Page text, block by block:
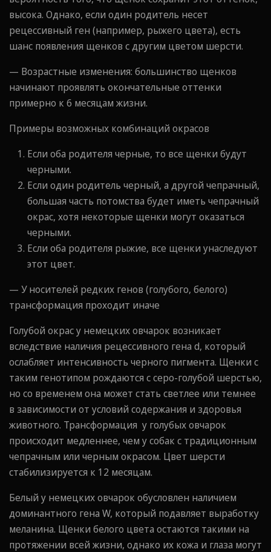
высока. Однако, если один родитель несет
рецессивный ген (например, рыжего цвета), есть
шанс появления щенков с другим цветом шерсти.
— Возрастные изменения: большинство щенков
начинают проявлять окончательные оттенки
примерно к 6 месяцам жизни.
Примеры возможных комбинаций окрасов
Если оба родителя черные, то все щенки будут
черными.
Если один родитель черный, а другой чепрачный,
большая часть потомства будет иметь чепрачный
окрас, хотя некоторые щенки могут оказаться
черными.
Если оба родителя рыжие, все щенки унаследуют
этот цвет.
— У носителей редких генов (голубого, белого)
трансформация проходит иначе
Голубой окрас у немецких овчарок возникает
вследствие наличия рецессивного гена d, который
ослабляет интенсивность черного пигмента. Щенки с
таким генотипом рождаются с серо-голубой шерстью,
но со временем она может стать светлее или темнее
в зависимости от условий содержания и здоровья
животного. Трансформация у голубых овчарок
происходит медленнее, чем у собак с традиционным
чепрачным или черным окрасом. Цвет шерсти
стабилизируется к 12 месяцам.
Белый у немецких овчарок обусловлен наличием
доминантного гена W, который подавляет выработку
меланина. Щенки белого цвета остаются такими на
протяжении всей жизни, однако их кожа и глаза могут